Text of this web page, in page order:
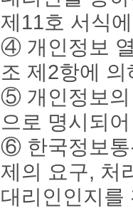
제11호 서식
④ 개인정보
조 제2항에
⑤ 개인정보의
으로 명시되
⑥ 한국정보통
제의 요구, 처
대리인인지를